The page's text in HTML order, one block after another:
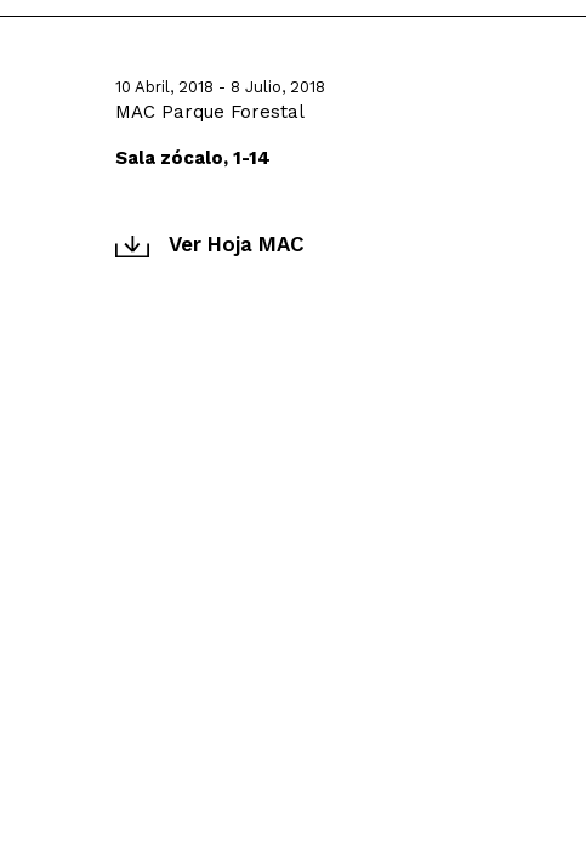
10 Abril, 2018 - 8 Julio, 2018
MAC Parque Forestal
Sala zócalo, 1-14
Ver Hoja MAC